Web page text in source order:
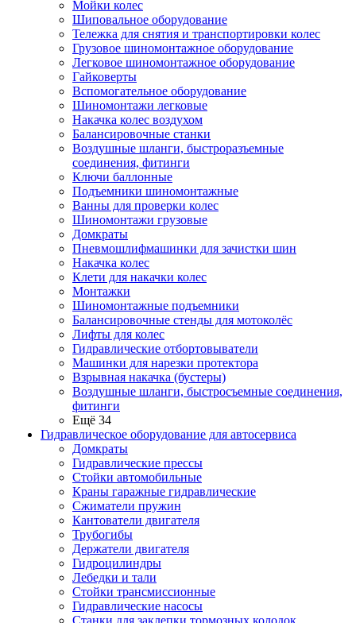
Мойки колес
Шиповальное оборудование
Тележка для снятия и транспортировки колес
Грузовое шиномонтажное оборудование
Легковое шиномонтажное оборудование
Гайковерты
Вспомогательное оборудование
Шиномонтажи легковые
Накачка колес воздухом
Балансировочные станки
Воздушные шланги, быстроразъемные
соединения, фитинги
Ключи баллонные
Подъемники шиномонтажные
Ванны для проверки колес
Шиномонтажи грузовые
Домкраты
Пневмошлифмашинки для зачистки шин
Накачка колес
Клети для накачки колес
Монтажки
Шиномонтажные подъемники
Балансировочные стенды для мотоколёс
Лифты для колес
Гидравлические отбортовыватели
Машинки для нарезки протектора
Взрывная накачка (бустеры)
Воздушные шланги, быстросъемные соединения,
фитинги
Ещё 34
Гидравлическое оборудование для автосервиса
Домкраты
Гидравлические прессы
Стойки автомобильные
Краны гаражные гидравлические
Сжиматели пружин
Кантователи двигателя
Трубогибы
Держатели двигателя
Гидроцилиндры
Лебедки и тали
Стойки трансмиссионные
Гидравлические насосы
Cтанки для заклепки тормозных колодок